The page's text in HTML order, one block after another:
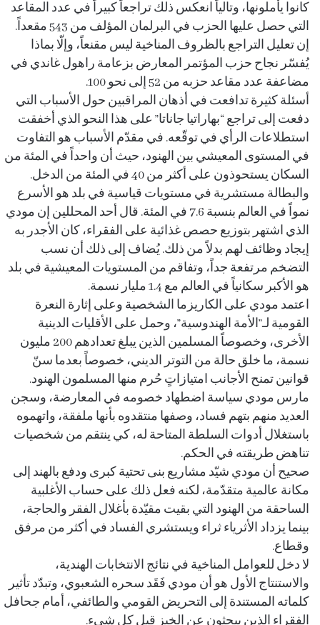
كانوا يأملونها، وتالياً انعكس ذلك تراجعاً كبيراً في عدد المقاعد
التي حصل عليها الحزب في البرلمان المؤلف من 543 مقعداً.
إن تعليل التراجع بالظروف المناخية ليس مقنعاً، وإلّا بماذا
يُفسّر نجاح حزب المؤتمر المعارض بزعامة راهول غاندي في
مضاعفة عدد مقاعد حزبه من 52 إلى نحو 100.
أسئلة كثيرة تدافعت في أذهان المراقبين حول الأسباب التي
دفعت إلى تراجع “بهاراتيا جاناتا” على هذا النحو الذي أخفقت
استطلاعات الرأي في توقّعه. في مقدّم الأسباب هو التفاوت
في المستوى المعيشي بين الهنود، حيث أن واحداً في المئة من
السكان يستحوذون على أكثر من 40 في المئة من الدخل.
والبطالة مستشرية في مستويات قياسية في بلد هو الأسرع
نمواً في العالم بنسبة 7.6 في المئة. قال أحد المحللين إن مودي
الذي اشتهر بتوزيع حصص غذائية على الفقراء، كان الأجدر به
إيجاد وظائف لهم بدلاً من ذلك. يُضاف إلى ذلك أن نسب
التضخم مرتفعة جداً، وتفاقم من المستويات المعيشية في بلد
هو الأكبر سكانياً في العالم مع 1.4 مليار نسمة.
اعتمد مودي على الكاريزما الشخصية وعلى إثارة النعرة
القومية لـ”الأمة الهندوسية”، وحمل على الأقليات الدينية
الأخرى، وخصوصاً المسلمين الذين يبلغ تعدادهم 200 مليون
نسمة، ما خلق حالة من التوتر الديني، خصوصاً بعدما سنّ
قوانين تمنح الأجانب امتيازاتٍ حُرم منها المسلمون الهنود.
مارس مودي سياسة اضطهاد خصومه في المعارضة، وسجن
العديد منهم بتهم فساد، وصفها منتقدوه بأنها ملفقة، واتهموه
باستغلال أدوات السلطة المتاحة له، كي ينتقم من شخصيات
تناهض طريقته في الحكم.
صحيح أن مودي شيّد مشاريع بنى تحتية كبرى ودفع بالهند إلى
مكانة عالمية متقدّمة، لكنه فعل ذلك على حساب الأغلبية
الساحقة من الهنود التي بقيت مقيّدة بأغلال الفقر والحاجة،
بينما يزداد الأثرياء ثراء ويستشري الفساد في أكثر من مرفق
وقطاع.
لا دخل للعوامل المناخية في نتائج الانتخابات الهندية،
والاستنتاج الأول هو أن مودي فَقَد سحره الشعبوي، وتبدّد تأثير
كلماته المستندة إلى التحريض القومي والطائفي، أمام جحافل
الفقراء الذين يبحثون عن الخبز قبل كل شيء.